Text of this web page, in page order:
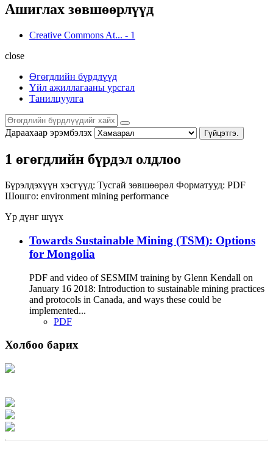
Ашиглах зөвшөөрлүүд
Creative Commons At... - 1
close
Өгөгдлийн бүрдлүүд
Үйл ажиллагааны урсгал
Танилцуулга
Дараахаар эрэмбэлэх Гүйцэтгэ.
1 өгөгдлийн бүрдэл олдлоо
Бүрэлдэхүүн хэсгүүд: Тусгай зөвшөөрөл Форматууд: PDF
Шошго: environment mining performance
Үр дүнг шүүх
Towards Sustainable Mining (TSM): Options
for Mongolia
PDF and video of SESMIM training by Glenn Kendall on
January 16 2018: Introduction to sustainable mining practices
and protocols in Canada, and ways these could be
implemented...
PDF
Холбоо барих